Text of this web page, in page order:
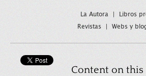
La Autora Libros
Revistas
Webs y
Content on this